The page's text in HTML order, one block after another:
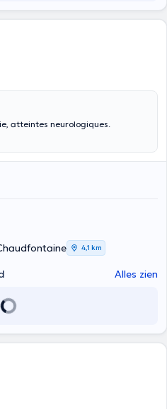
atteintes neurologiques.
4,1 km
Alles zien